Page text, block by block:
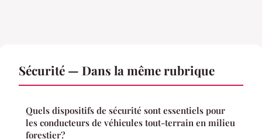
Sécurité — Dans la même rubrique
Quels dispositifs de sécurité sont essentiels pour
les conducteurs de véhicules tout-terrain en milieu
forestier?